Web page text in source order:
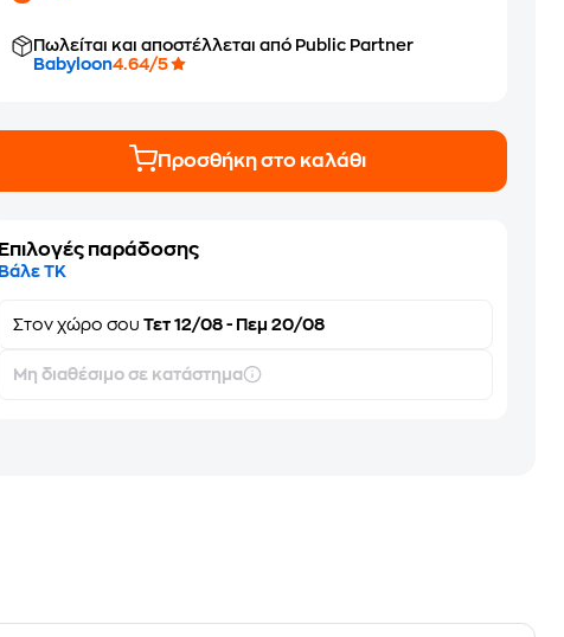
Πωλείται και αποστέλλεται από Public Partner
Babyloon4.64/5
Προσθήκη στο καλάθι
Επιλογές παράδοσης
Βάλε ΤΚ
Στονχώρο σου Τετ 12/08 - Πεμ 20/08
Μη διαθέσιμο σε κατάστημα